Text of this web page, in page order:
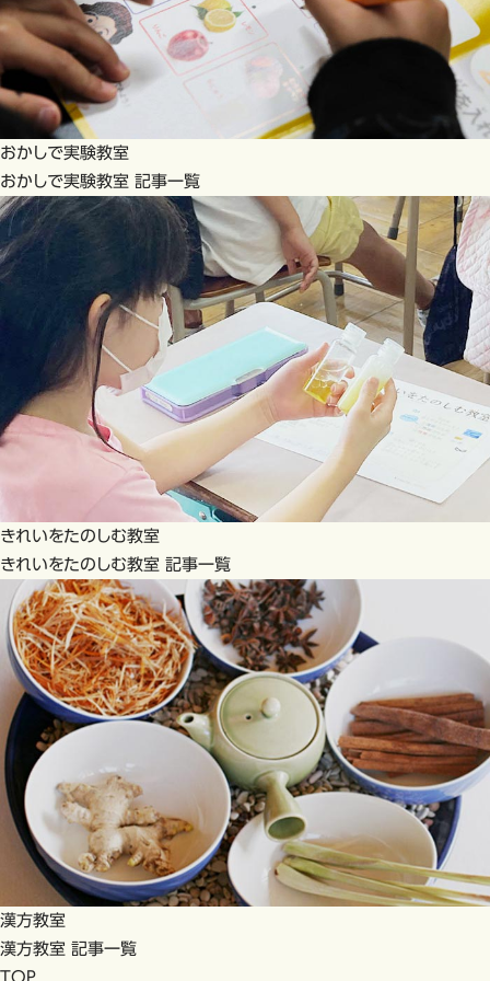
おかしで実験教室
おかしで実験教室 記事一覧
きれいをたのしむ教室
きれいをたのしむ教室 記事一覧
漢方教室
漢方教室 記事一覧
TOP